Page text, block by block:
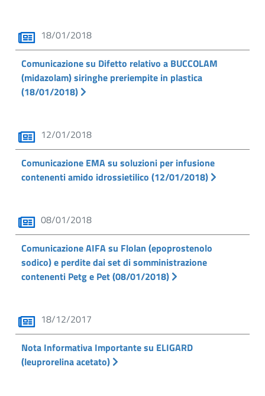
18/01/2018
Comunicazione su Difetto relativo a BUCCOLAM
(midazolam) siringhe preriempite in plastica
(18/01/2018)
12/01/2018
Comunicazione EMA su soluzioni per infusione
contenenti amido idrossietilico (12/01/2018)
08/01/2018
Comunicazione AIFA su Flolan (epoprostenolo
sodico) e perdite dai set di somministrazione
contenenti Petg e Pet (08/01/2018)
18/12/2017
Nota Informativa Importante su ELIGARD
(leuprorelina acetato)